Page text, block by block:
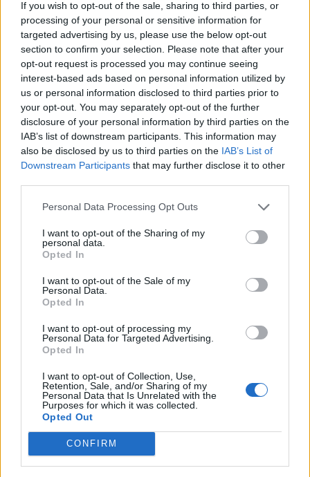
If you wish to opt-out of the sale, sharing to third parties, or
processing of your personal or sensitive information for
targeted advertising by us, please use the below opt-out
section to confirm your selection. Please note that after your
opt-out request is processed you may continue seeing
interest-based ads based on personal information utilized by
us or personal information disclosed to third parties prior to
your opt-out. You may separately opt-out of the further
disclosure of your personal information by third parties on the
IAB’s list of downstream participants. This information may
also be disclosed by us to third parties on the IAB’s List of
Downstream Participants that may further disclose it to other
Personal Data Processing Opt Outs
I want to opt-out of the Sharing of my
personal data.
Opted In
I want to opt-out of the Sale of my
Personal Data.
Opted In
I want to opt-out of processing my
Personal Data for Targeted Advertising.
Opted In
I want to opt-out of Collection, Use,
Retention, Sale, and/or Sharing of my
Personal Data that Is Unrelated with the
Purposes for which it was collected.
Opted Out
CONFIRM
Szerbia az egyetlen balkáni ország, amely jórészt
szimpatizál Oroszországgal, mind azAleksandar
Vucic-féle vezetés, mind a lakosság nagy része, és a
gazdasági kapcsolatok is erősek a két állam között.
Mivel április 3-án elnökválasztás lesz,Vucic nem
tekinthet el a választók jelentős részének
Oroszország-szimpátiájától.Március 4-én mintegy
négyezer fős felvonulást rendeztek Belgrádban
Moszkvát támogatandó.Oroszország támogatja
Szerbia külpolitikáját, például Koszovó
függetlenségének el nem ismerésében.
Habár a
szerb vezetés csatlakozott az Oroszországot elítélő
ENSZ-döntéshez, a szankciókhoz nem
, sőt a szerb
járatainak számát Oroszországba.
Hogyan hat az ukrajnai orosz invázió a balkáni
Hogyan reagál a háborúra az oroszbarát
Szerbia?
Hogyan érinti a háború az etnikai feszültségek
sújtotta Boszniát?